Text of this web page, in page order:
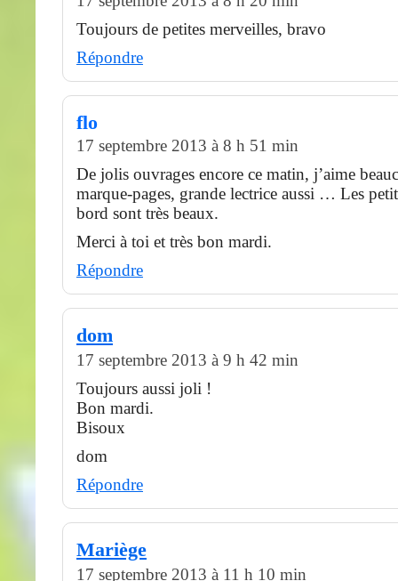
Toujours de petites merveilles, bravo
Répondre
flo
17 septembre 2013 à 8 h 51 min
De jolis ouvrages encore ce matin, j’aime
marque-pages, grande lectrice aussi … Les
bord sont très beaux.
Merci à toi et très bon mardi.
Répondre
dom
17 septembre 2013 à 9 h 42 min
Toujours aussi joli !
Bon mardi.
Bisoux
dom
Répondre
Mariège
17 septembre 2013 à 11 h 10 min